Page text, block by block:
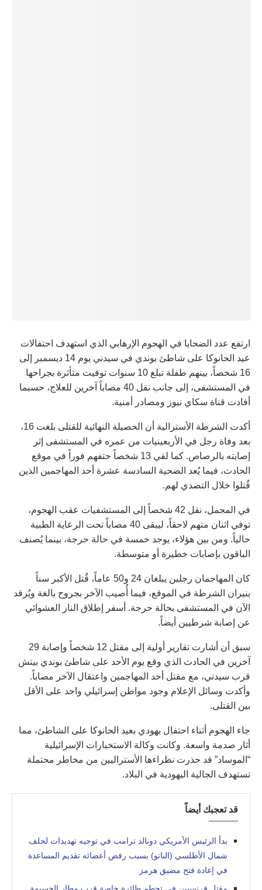
ارتفع عدد الضحايا في الهجوم الإرهابي الذي استهدف احتفالات
عيد الحانوكا على شاطئ بوندي في سيدني يوم 14 ديسمبر إلى
16 شخصاً، بينهم طفلة تبلغ 10 سنوات توفيت متأثرة بجراحها
في المستشفى، إلى جانب نقل 40 مصاباً آخرين للعلاج، حسبما
أفادت قناة سكاي نيوز ومصادر أمنية.
أكدت الشرطة الأسترالية أن الحصيلة النهائية للقتلى بلغت 16،
بعد وفاة رجل في الأربعينيات من عمره في المستشفى إثر
إصابته بالرصاص. كما لقي 13 شخصاً حتفهم فوراً في موقع
الحادث، فيما يُعد الضحية السادسة عشرة أحد المهاجمين الذين
قُتلوا خلال التصدي لهم.
في المجمل، نقل 42 شخصاً إلى المستشفيات عقب الهجوم،
توفي اثنان منهم لاحقاً، ليبقى 40 مصاباً تحت الرعاية الطبية
حالياً. ومن بين هؤلاء، يوجد خمسة في حالة حرجة، بينما يُصنف
الباقون بإصابات خطيرة أو متوسطة.
كان المهاجمان رجلين يبلغان 24 و50 عاماً، قُتل الأكبر سناً
بنيران الشرطة في الموقع، فيما أُصيب الآخر بجروح بالغة ويُرقد
الآن في المستشفى بحالة حرجة. أسفر إطلاق النار العشوائي
عن إصابة شرطيين أيضاً.
سبق أن أشارت تقارير أولية إلى مقتل 12 شخصاً وإصابة 29
آخرين في الحادث الذي وقع يوم الأحد على شاطئ بوندي بيتش
قرب سيدني، مع مقتل أحد المهاجمين واعتقال الآخر مصاباً.
وأكدت وسائل الإعلام وجود مواطن إسرائيلي واحد على الأقل
بين القتلى.
جاء الهجوم أثناء احتفال يهودي بعيد الحانوكا على الشاطئ، مما
أثار صدمة واسعة. وكانت وكالة الاستخبارات الإسرائيلية
“الموساد” قد حذرت نظراءها الأستراليين من مخاطر محتملة
تستهدف الجالية اليهودية في البلاد.
قد تعجبك أيضاً
بدأ الرئيس الأمريكي دونالد ترامب في توجيه تهديدات لحلف
شمال الأطلسي (الناتو) بسبب رفض أعضائه تقديم المساعدة
في إعادة فتح مضيق هرمز
مقتل فرنسيين في تحطم طائرة خاصة قرب مطار الحسيمة